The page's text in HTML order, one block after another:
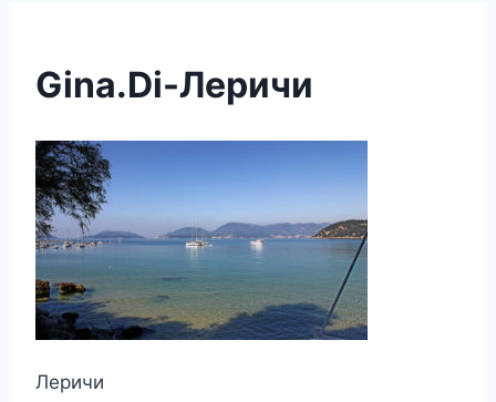
Gina.Di-Леричи
Леричи